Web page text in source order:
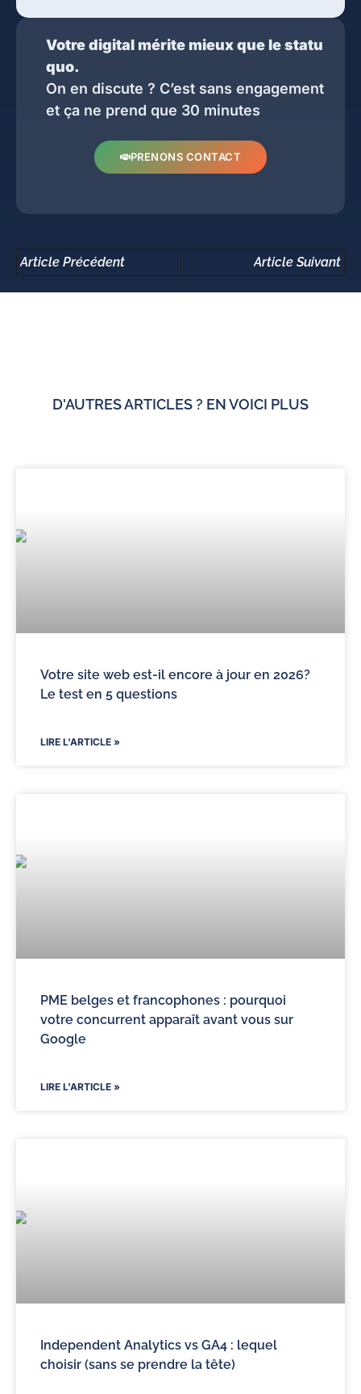
Votre digital mérite mieux que le statu
quo.
On en discute ? C’est sans engagement
et ça ne prend que 30 minutes
PRENONS CONTACT
Article Précédent Article Suivant
D'AUTRES ARTICLES ? EN VOICI PLUS
Votre site web est-il encore à jour en 2026?
Le test en 5 questions
LIRE L'ARTICLE »
PME belges et francophones : pourquoi
votre concurrent apparaît avant vous sur
Google
LIRE L'ARTICLE »
Independent Analytics vs GA4 : lequel
choisir (sans se prendre la tête)